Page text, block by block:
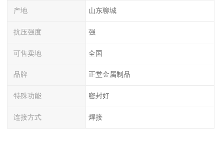
产地 山东聊城
抗压强度 强
可售卖地 全国
品牌 正堂金属制品
特殊功能 密封好
连接方式 焊接